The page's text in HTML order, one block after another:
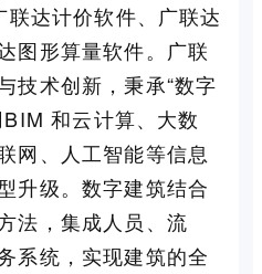
达计价软件、广联达
图形算量软件。广联
技术创新，秉承“数字
和云计算、大数
网、人工智能等信息
升级。数字建筑结合
法，集成人员、流
系统，实现建筑的全